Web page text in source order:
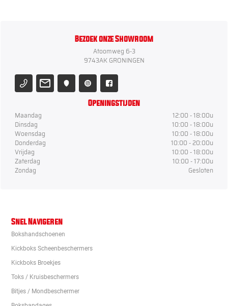
Bezoek onze Showroom
Atoomweg 6-3
9743AK GRONINGEN
Openingstijden
Maandag
12:00 - 18:00u
Dinsdag
10:00 - 18:00u
Woensdag
10:00 - 18:00u
Donderdag
10:00 - 20:00u
Vrijdag
10:00 - 18:00u
Zaterdag
10:00 - 17:00u
Zondag
Gesloten
Snel Navigeren
Bokshandschoenen
Kickboks Scheenbeschermers
Kickboks Broekjes
Toks / Kruisbeschermers
Bitjes / Mondbeschermer